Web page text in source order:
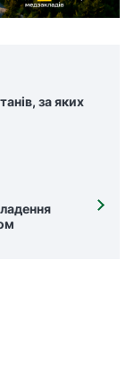
за яких